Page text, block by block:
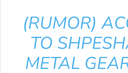
(RUMOR)
TO
METAL